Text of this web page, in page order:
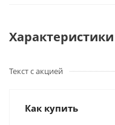
Характеристики
Текст с акцией
Как купить